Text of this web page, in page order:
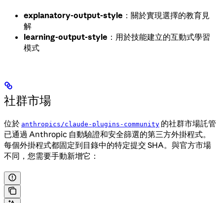
explanatory-output-style ：關於實現選擇的教育見
解
learning-output-style ：用於技能建立的互動式學習
模式
社群市場
位於 anthropics/claude-plugins-community 的社群市場託管
已通過 Anthropic 自動驗證和安全篩選的第三方外掛程式。
每個外掛程式都固定到目錄中的特定提交 SHA。與官方市場
不同，您需要手動新增它：